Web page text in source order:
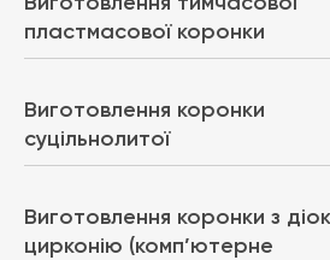
пластмасової коронки
Виготовлення коронки
суцільнолитої
Виготовлення коронки з
цирконію (комп’ютерне